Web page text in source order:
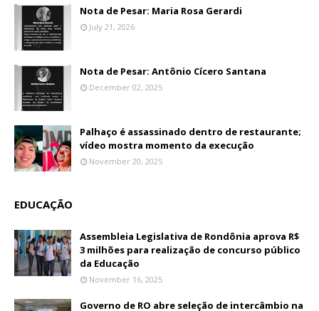
Nota de Pesar: Maria Rosa Gerardi
July 21, 2026
Nota de Pesar: Antônio Cícero Santana
December 02, 2025
Palhaço é assassinado dentro de restaurante;
vídeo mostra momento da execução
November 20, 2025
EDUCAÇÃO
Assembleia Legislativa de Rondônia aprova R$
3 milhões para realização de concurso público
da Educação
November 16, 2025
Governo de RO abre seleção de intercâmbio na